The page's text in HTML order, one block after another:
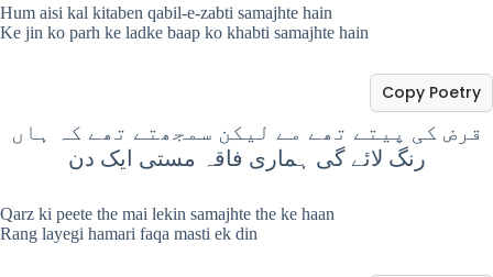
Hum aisi kal kitaben qabil-e-zabti samajhte hain
Ke jin ko parh ke ladke baap ko khabti samajhte hain
قرض کی پیتے تھے مے لیکن سمجھتے تھے کہ ہاں
رنگ لائے گی ہماری فاقہ مستی ایک دن
Copy Poetry
Qarz ki peete the mai lekin samajhte the ke haan
Rang layegi hamari faqa masti ek din